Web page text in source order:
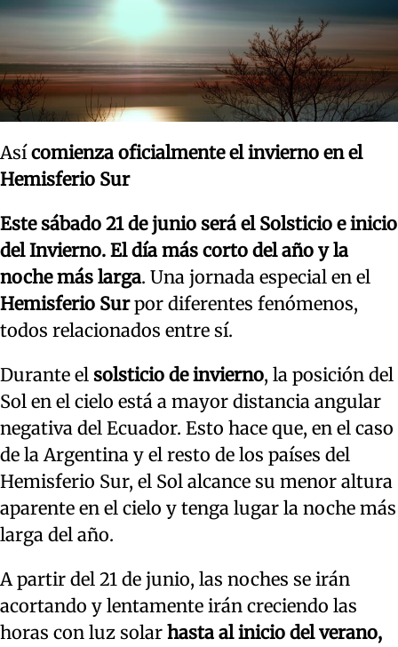
Asícomienza oficialmente el invierno en el
Hemisferio Sur
Este sábado 21 de junio será el Solsticio e inicio
del Invierno. El día más corto del año y la
noche más larga. Una jornada especial en el
Hemisferio Surpor diferentes fenómenos,
todos relacionados entre sí.
Durante el solsticio de invierno, la posición del
Sol en el cielo está a mayor distancia angular
negativa del Ecuador. Esto hace que, en el caso
de la Argentina y el resto de los países del
Hemisferio Sur, el Sol alcance su menor altura
aparente en el cielo y tenga lugar la noche más
larga del año.
A partir del 21 de junio, las noches se irán
acortando y lentamente irán creciendo las
horas con luz solar hasta al inicio del verano,